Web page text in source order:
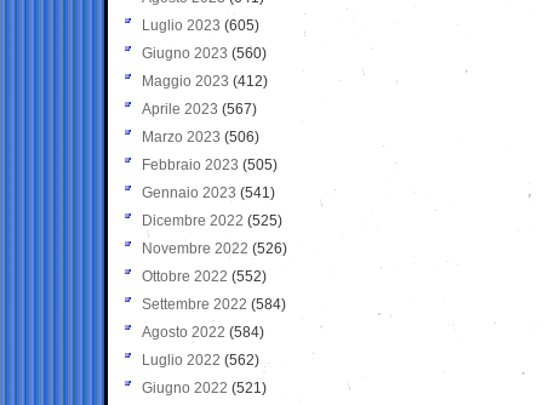
Luglio 2023 (605)
Giugno 2023 (560)
Maggio 2023 (412)
Aprile 2023 (567)
Marzo 2023 (506)
Febbraio 2023 (505)
Gennaio 2023 (541)
Dicembre 2022 (525)
Novembre 2022 (526)
Ottobre 2022 (552)
Settembre 2022 (584)
Agosto 2022 (584)
Luglio 2022 (562)
Giugno 2022 (521)